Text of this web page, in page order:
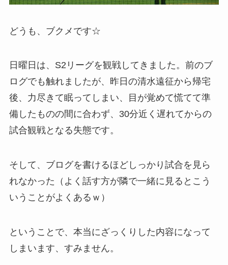
どうも、ブクメです☆
日曜日は、S2リーグを観戦してきました。前のブ
ログでも触れましたが、昨日の清水遠征から帰宅
後、力尽きて眠ってしまい、目が覚めて慌てて準
備したものの間に合わず、30分近く遅れてからの
試合観戦となる失態です。
そして、ブログを書けるほどしっかり試合を見ら
れなかった（よく話す方が隣で一緒に見るとこう
いうことがよくあるｗ）
ということで、本当にざっくりした内容になって
しまいます、すみません。